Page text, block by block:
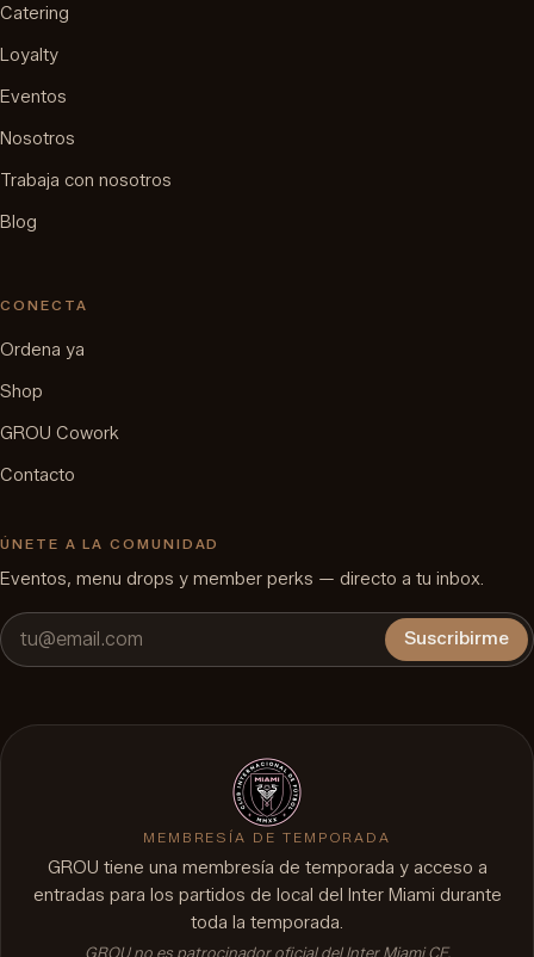
Catering
Loyalty
Eventos
Nosotros
Trabaja con nosotros
Blog
CONECTA
Ordena ya
Shop
GROU Cowork
Contacto
ÚNETE A LA COMUNIDAD
Eventos, menu drops y member perks — directo a tu inbox.
Suscribirme
MEMBRESÍA DE TEMPORADA
GROU tiene una membresía de temporada y acceso a
entradas para los partidos de local del Inter Miami durante
toda la temporada.
GROU no es patrocinador oficial del Inter Miami CF.